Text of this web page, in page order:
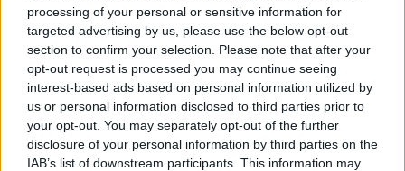
processing of your personal or sensitive information for
targeted advertising by us, please use the below opt-out
section to confirm your selection. Please note that after your
opt-out request is processed you may continue seeing
interest-based ads based on personal information utilized by
us or personal information disclosed to third parties prior to
your opt-out. You may separately opt-out of the further
disclosure of your personal information by third parties on the
IAB’s list of downstream participants. This information may
γεμάτες στο 16,3%με 52 τεραβατώρες
φυσικού αερίου, δηλαδή το 7% των
συνολικών αποθεμάτων της Ευρωπαϊκής
Ένωσης. Και πάλι όμως είναι ένα κρίσιμο
μέγεθος, καθώς το σύνολο των αποθεμάτων
της Ευρώπης έχει πέσει πλέον στα 71,8% και
όλοι ανησυχούν για τον επόμενο χειμώνα.